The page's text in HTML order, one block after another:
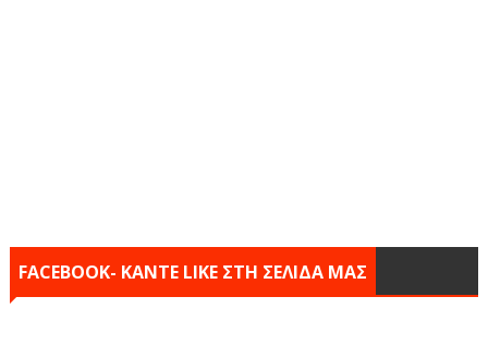
FACEBOOK- KANTE LIKE ΣΤΗ ΣΕΛΙΔΑ ΜΑΣ